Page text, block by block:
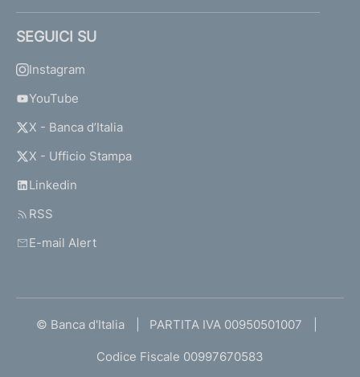
SEGUICI SU
Instagram
YouTube
X - Banca d’Italia
X - Ufficio Stampa
Linkedin
RSS
E-mail Alert
© Banca d'Italia PARTITA IVA 00950501007
Codice Fiscale 00997670583